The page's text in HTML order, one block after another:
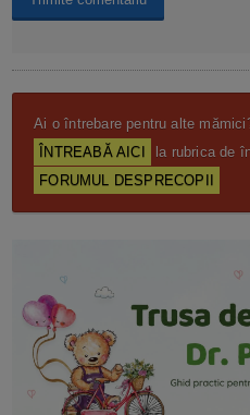
Ai o întrebare pentru alte
ÎNTREABĂ AICI
la rubrica de
FORUMUL DESPRECOPII